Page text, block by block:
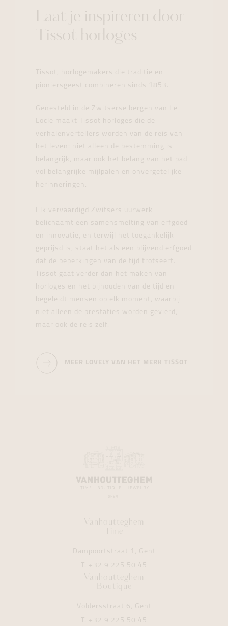
Laat je inspireren door
Tissot horloges
Tissot, horlogemakers die traditie en
pioniersgeest combineren sinds 1853.
Genesteld in de Zwitserse bergen van Le
Locle maakt Tissot horloges die de
verhalenvertellers worden van de reis van
het leven: niet alleen de bestemming is
belangrijk, maar ook het belang van het pad
vol belangrijke mijlpalen en onvergetelijke
herinneringen.
Elk vervaardigd Zwitsers uurwerk
belichaamt een samensmelting van erfgoed
en innovatie, en terwijl het toegankelijk
geprijsd is, staat het als een blijvend erfgoed
dat de beperkingen van de tijd trotseert.
Tissot gaat verder dan het maken van
horloges en het bijhouden van de tijd en
begeleidt mensen op elk moment, waarbij
niet alleen de prestaties worden gevierd,
maar ook de reis zelf.
MEER LOVELY VAN HET MERK TISSOT
Vanhoutteghem
Time
Dampoortstraat 1, Gent
T. +32 9 225 50 45
Vanhoutteghem
Boutique
Voldersstraat 6, Gent
T. +32 9 225 50 45